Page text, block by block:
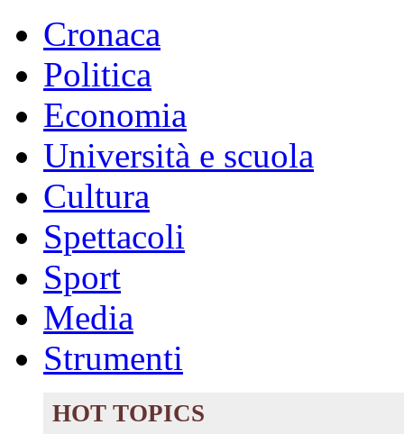
Cronaca
Politica
Economia
Università e scuola
Cultura
Spettacoli
Sport
Media
Strumenti
HOT TOPICS